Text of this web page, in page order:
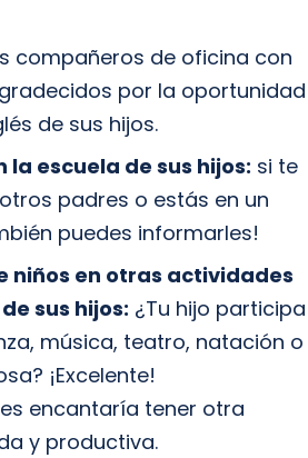
compañeros de oficina con
por la oportunidad
de sus hijos.
la escuela de sus hijos: si te
padres o estás en un
puedes informarles!
niños en otras actividades
sus hijos: ¿Tu hijo participa
música, teatro, natación o
¡Excelente!
encantaría tener otra
y productiva.